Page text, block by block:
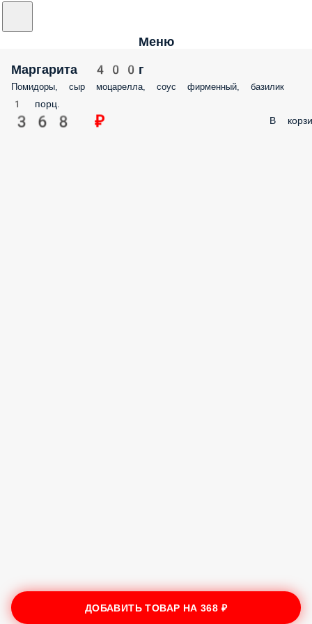
Меню
Маргарита 400г
Помидоры, сыр моцарелла, соус фирменный, базилик
1 порц.
368 ₽ В
ДОБАВИТЬ ТОВАР НА368 ₽